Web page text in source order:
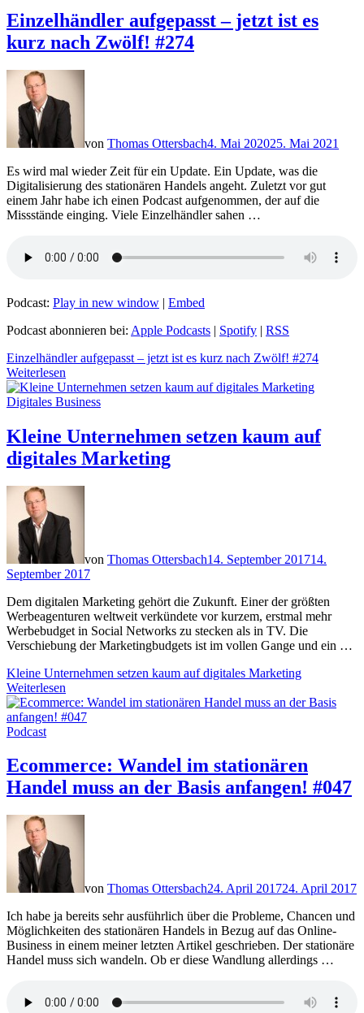
Einzelhändler aufgepasst – jetzt ist es
kurz nach Zwölf! #274
von Thomas Ottersbach4. Mai 202025. Mai 2021
Es wird mal wieder Zeit für ein Update. Ein Update, was die
Digitalisierung des stationären Handels angeht. Zuletzt vor gut
einem Jahr habe ich einen Podcast aufgenommen, der auf die
Missstände einging. Viele Einzelhändler sahen …
Podcast: Play in new window | Embed
Podcast abonnieren bei: Apple Podcasts | Spotify | RSS
Einzelhändler aufgepasst – jetzt ist es kurz nach Zwölf! #274
Weiterlesen
Digitales Business
Kleine Unternehmen setzen kaum auf
digitales Marketing
von Thomas Ottersbach14. September 201714.
September 2017
Dem digitalen Marketing gehört die Zukunft. Einer der größten
Werbeagenturen weltweit verkündete vor kurzem, erstmal mehr
Werbebudget in Social Networks zu stecken als in TV. Die
Verschiebung der Marketingbudgets ist im vollen Gange und ein …
Kleine Unternehmen setzen kaum auf digitales Marketing
Weiterlesen
Podcast
Ecommerce: Wandel im stationären
Handel muss an der Basis anfangen! #047
von Thomas Ottersbach24. April 201724. April 2017
Ich habe ja bereits sehr ausführlich über die Probleme, Chancen und
Möglichkeiten des stationären Handels in Bezug auf das Online-
Business in einem meiner letzten Artikel geschrieben. Der stationäre
Handel muss sich wandeln. Ob er diese Wandlung allerdings …